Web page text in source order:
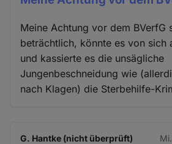
Meine Achtung vor dem BVerfG
beträchtlich, könnte es von sich
und kassierte es die unsägliche
Jungenbeschneidung wie
nach Klagen) die Sterbehilfe-
G. Hantke (nicht überprüft)